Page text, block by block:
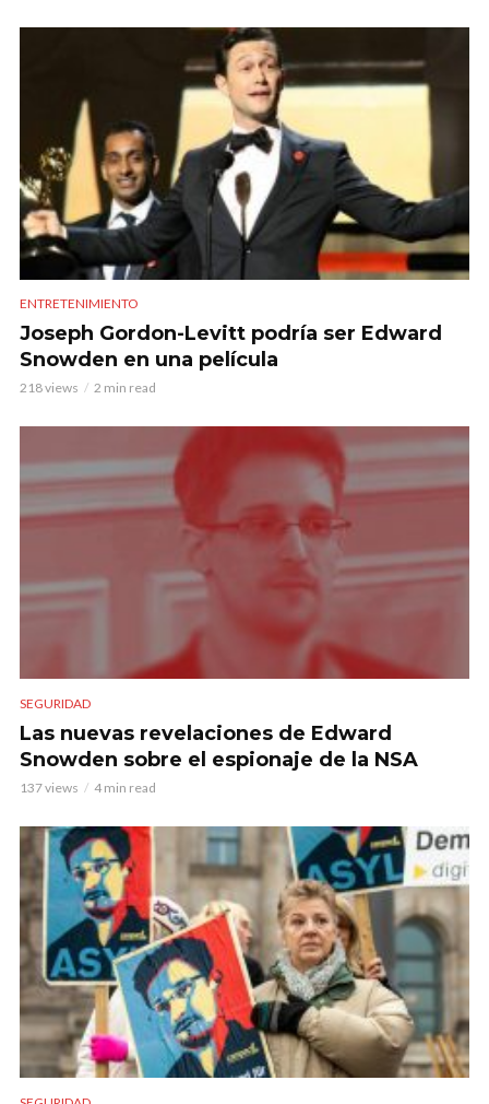
ENTRETENIMIENTO
Joseph Gordon-Levitt podría ser Edward
Snowden en una película
218 views 2 min read
SEGURIDAD
Las nuevas revelaciones de Edward
Snowden sobre el espionaje de la NSA
137 views 4 min read